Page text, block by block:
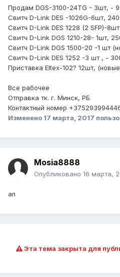
Продам DGS-3100-24TG - 3шт, -
Свитч D-Link DES -1026G-6шт,
Свитч D-Link DES 1228 (2 SFP)-
Свитч D-Link DGS 1210-28- 1шт,
Свитч D-Link DGS 1500-20 -1 шт
Свитч D-Link DES 1252 -3 шт , -
Приставка Eltex-102? 12шт,
Все рабочее
Отправка тк. г. Минск, РБ
Контактный номер
Изменено 17 марта, 2017
Mosia8888
Опубликовано 16 марта,
ап
Эта тема закрыта для